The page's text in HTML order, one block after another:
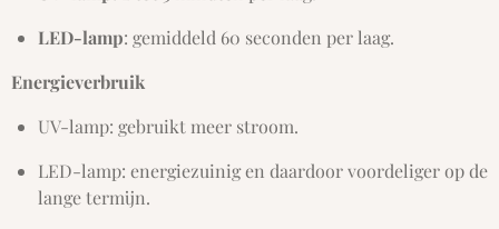
LED-lamp: gemiddeld 60 seconden per laag.
Energieverbruik
UV-lamp: gebruikt meer stroom.
LED-lamp: energiezuinig en daardoor voordeliger op de
lange termijn.